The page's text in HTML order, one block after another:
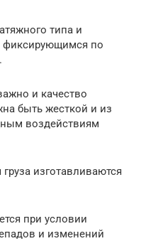
типа и
фиксирующимся по
и качество
быть жесткой и из
воздействиям
изготавливаются
при условии
и изменений